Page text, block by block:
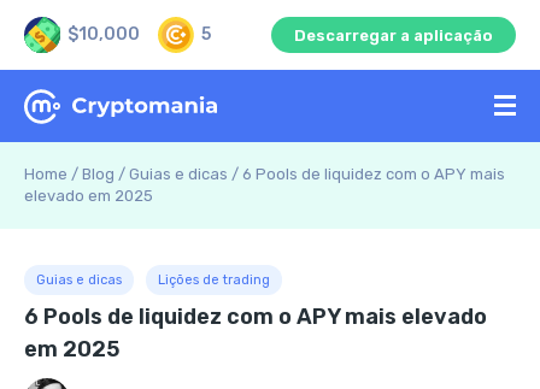
$10,000 5 Descarregar a aplicação
Home / Blog / Guias e dicas / 6 Pools de liquidez com o APY mais
elevado em 2025
Guias e dicas Lições de trading
6 Pools de liquidez com o APY mais elevado
em 2025